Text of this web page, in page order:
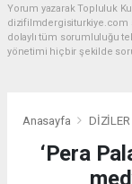
Yorum yazarak Topluluk
dizifilmdergisiturkiye.com
dolaylı tüm sorumluluğu
yönetimi hiçbir şekilde
Anasayfa DİZİLER
‘Pera